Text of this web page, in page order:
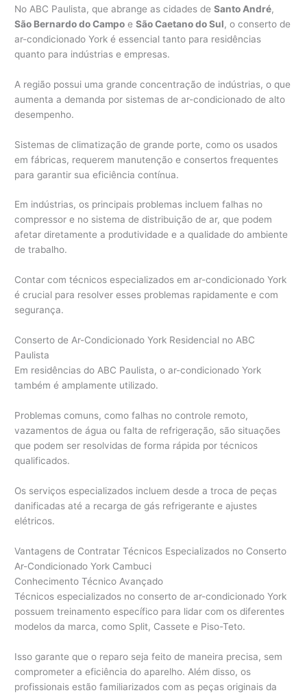
No ABC Paulista, que abrange as cidades deSanto André,
São Bernardo do Campo eSão Caetano do Sul, o conserto de
ar-condicionado York é essencial tanto para residências
quanto para indústrias e empresas.
A região possui uma grande concentração de indústrias, o que
aumenta a demanda por sistemas de ar-condicionado de alto
desempenho.
Sistemas de climatização de grande porte, como os usados
em fábricas, requerem manutenção e consertos frequentes
para garantir sua eficiência contínua.
Em indústrias, os principais problemas incluem falhas no
compressor e no sistema de distribuição de ar, que podem
afetar diretamente a produtividade e a qualidade do ambiente
de trabalho.
Contar com técnicos especializados em ar-condicionado York
é crucial para resolver esses problemas rapidamente e com
segurança.
Conserto de Ar-Condicionado York Residencial no ABC
Paulista
Em residências do ABC Paulista, o ar-condicionado York
também é amplamente utilizado.
Problemas comuns, como falhas no controle remoto,
vazamentos de água ou falta de refrigeração, são situações
que podem ser resolvidas de forma rápida por técnicos
qualificados.
Os serviços especializados incluem desde a troca de peças
danificadas até a recarga de gás refrigerante e ajustes
elétricos.
Vantagens de Contratar Técnicos Especializados no Conserto
Ar-Condicionado York Cambuci
Conhecimento Técnico Avançado
Técnicos especializados no conserto de ar-condicionado York
possuem treinamento específico para lidar com os diferentes
modelos da marca, como Split, Cassete e Piso-Teto.
Isso garante que o reparo seja feito de maneira precisa, sem
comprometer a eficiência do aparelho. Além disso, os
profissionais estão familiarizados com as peças originais da